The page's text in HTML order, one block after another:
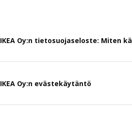
IKEA Oy:n tietosuojaseloste: Miten
IKEA Oy:n evästekäytäntö